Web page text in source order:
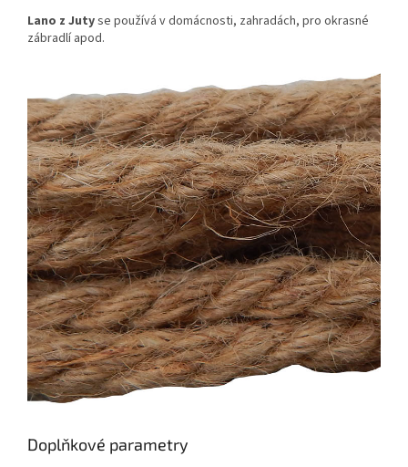
Lano z Jutyse používá v domácnosti, zahradách, pro okrasné
zábradlí apod.
Doplňkové parametry